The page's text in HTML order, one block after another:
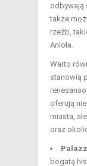
odbywają
także
rzeźb,
Anioła.
Warto
stanowią
oferują
miasta,
oraz
bogatą